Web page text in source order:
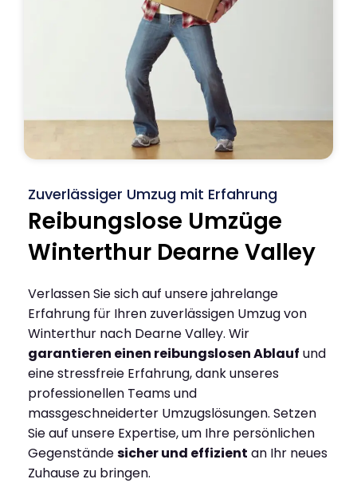
Zuverlässiger Umzug mit Erfahrung
Reibungslose Umzüge
Winterthur Dearne Valley
Verlassen Sie sich auf unsere jahrelange
Erfahrung für Ihren zuverlässigen Umzug von
Winterthur nach Dearne Valley. Wir
garantieren einen reibungslosen Ablauf und
eine stressfreie Erfahrung, dank unseres
professionellen Teams und
massgeschneiderter Umzugslösungen. Setzen
Sie auf unsere Expertise, um Ihre persönlichen
Gegenständesicher und effizient an Ihr neues
Zuhause zu bringen.